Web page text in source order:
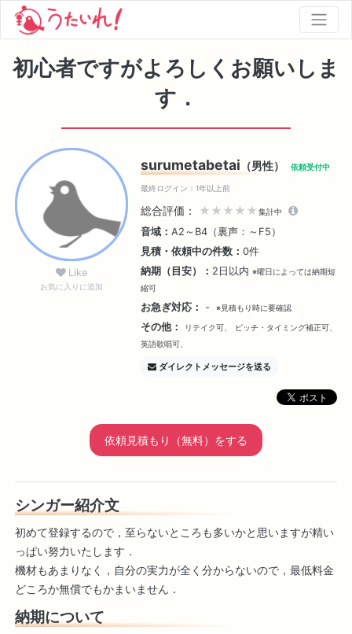
初心者ですがよろしくお願いしま
す．
Like
お気に入りに追加
surumetabetai （男性） 依頼受付中
最終ログイン：1年以上前
総合評価： ★★★★★ 集計中
音域： A2～B4（裏声：～F5）
見積・依頼中の件数： 0件
納期（目安）： 2日以内 ※曜日によっては納期短
縮可
お急ぎ対応： - ※見積もり時に要確認
その他： リテイク可、
ピッチ・タイミング補正可、
英語歌唱可、
ダイレクトメッセージを送る
依頼見積もり（無料）をする
シンガー紹介文
初めて登録するので，至らないところも多いかと思いますが精い
っぱい努力いたします．
機材もあまりなく，自分の実力が全く分からないので，最低料金
どころか無償でもかまいません．
納期について